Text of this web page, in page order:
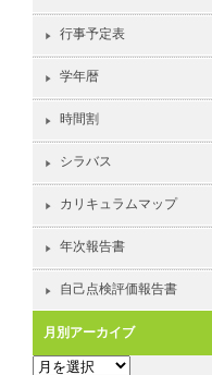
行事予定表
学年暦
時間割
シラバス
カリキュラムマップ
年次報告書
自己点検評価報告書
月別アーカイブ
月